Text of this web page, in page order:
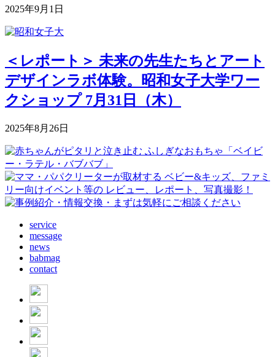
2025年9月1日
＜レポート＞ 未来の先生たちとアート
デザインラボ体験。昭和女子大学ワー
クショップ 7月31日（木）
2025年8月26日
service
message
news
babmag
contact